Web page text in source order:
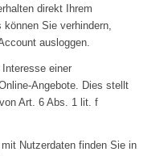
direkt Ihrem
Sie verhindern,
ausloggen.
einer
Angebote. Dies stellt
Art. 6 Abs. 1 lit. f
Nutzerdaten finden Sie in